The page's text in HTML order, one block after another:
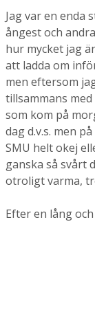
Jag var en enda
ångest och
hur mycket jag
att ladda om
men eftersom
tillsammans
som kom på
dag d.v.s. men
SMU helt okej
ganska så svårt
otroligt varma,
Efter en lång